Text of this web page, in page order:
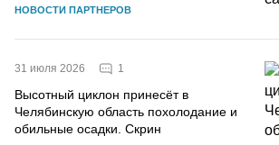
НОВОСТИ ПАРТНЕРОВ
31 июля 2026 1
Высотный циклон принесёт в
Челябинскую область похолодание и
обильные осадки. Скрин